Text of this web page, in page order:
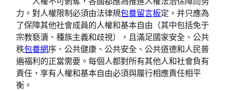
力。對人權限制必須由法律規包養留言板定，并只應為
了保障其他社會成員的人權和基本自由（其中包括免于
宗教褻瀆、種族主義和歧視），且滿足國家安全、公共
秩包養網序、公共健康、公共安全、公共道德和人民普
遍福利的正當需要。每個人都對所有其他人和社會負有
責任，享有人權和基本自由必須與履行相應責任相平
衡。